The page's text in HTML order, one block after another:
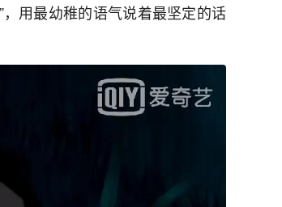
用最幼稚的语气说着最坚定的话